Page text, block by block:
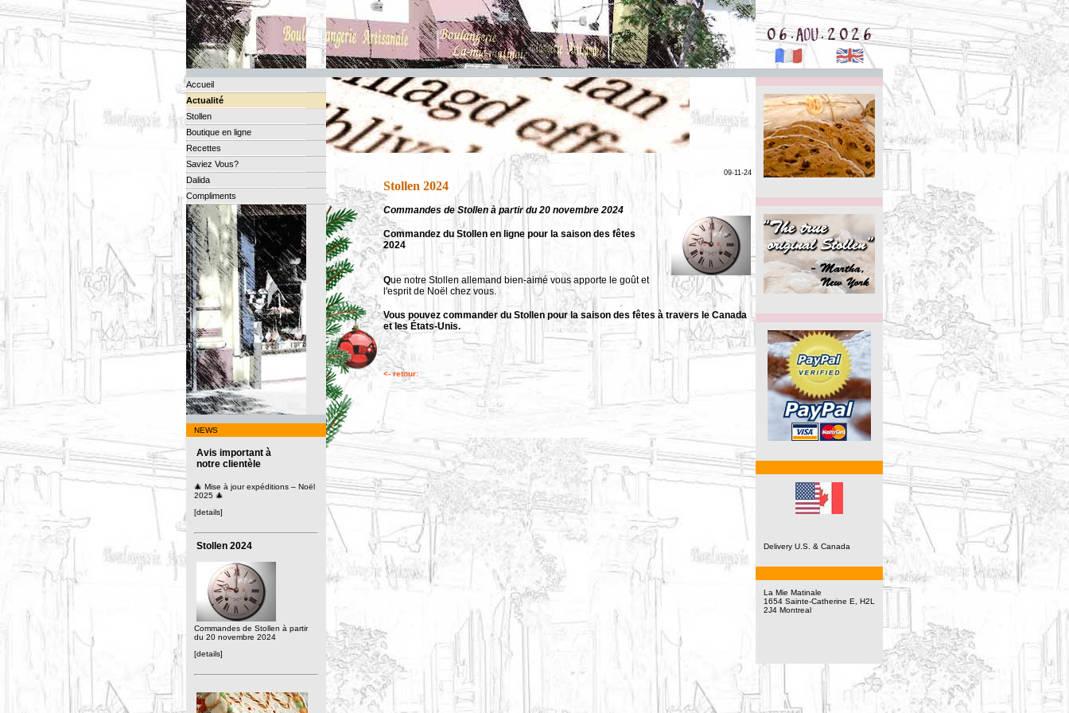
. .
Accueil
Actualité
Stollen
Boutique en ligne
Recettes
Saviez Vous?
Dalida
Compliments
NEWS
Avis important à
notre clientèle
🎄 Mise à jour expéditions – Noël
2025 🎄
[details]
Stollen 2024
Commandes de Stollen à partir
du 20 novembre 2024
[details]
09-11-24
Stollen 2024
Commandes de Stollen à partir du 20 novembre 2024
Commandez du Stollen en ligne pour la saison des fêtes
2024
Que notre Stollen allemand bien-aimé vous apporte le goût et
l'esprit de Noël chez vous.
Vous pouvez commander du Stollen pour la saison des fêtes à travers le Canada
et les États-Unis.
<- retour:
Delivery U.S. & Canada
La Mie Matinale
1654 Sainte-Catherine E, H2L
2J4 Montreal